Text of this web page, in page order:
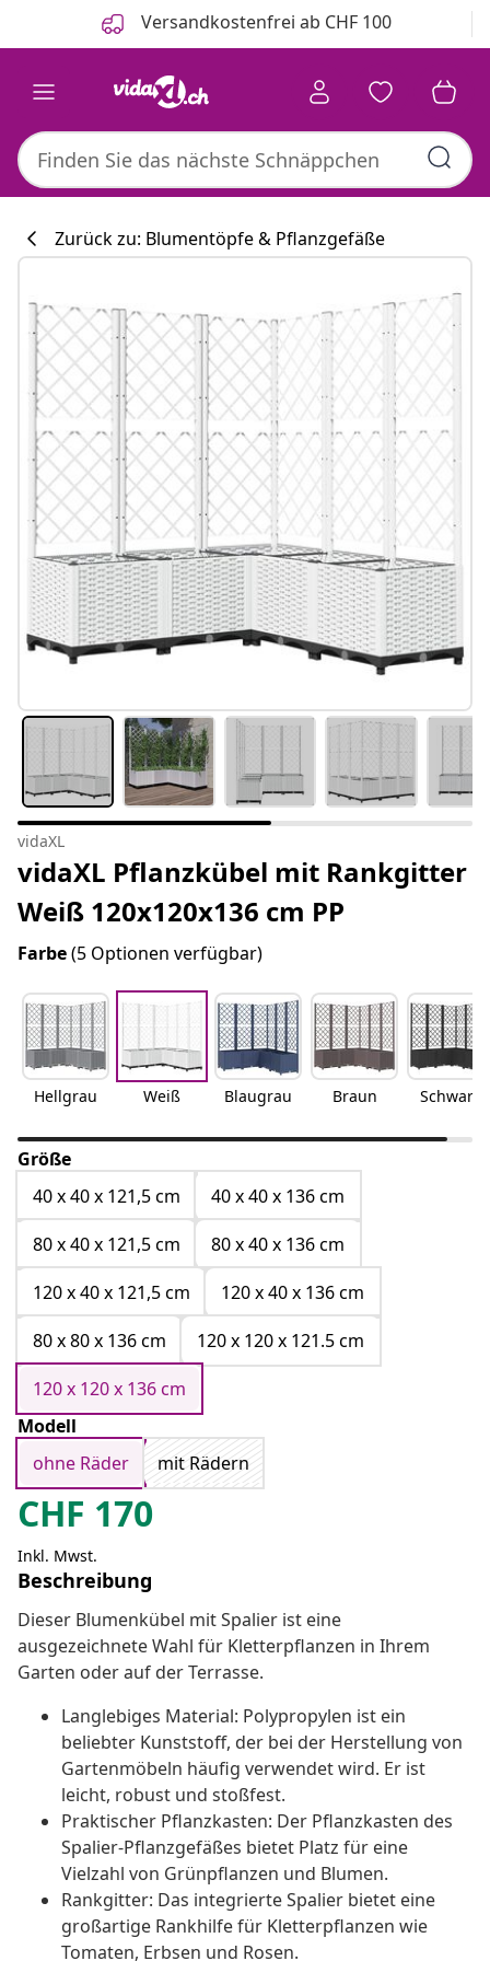
Versandkostenfrei ab CHF 100
Zurück zu: Blumentöpfe & Pflanzgefäße
vidaXL
vidaXL Pflanzkübel mit Rankgitter
Weiß 120x120x136 cm PP
Farbe(5 Optionen verfügbar)
Hellgrau Weiß Blaugrau Braun Schwarz
Größe
40 x 40 x 121,5 cm
40 x 40 x 136 cm
80 x 40 x 121,5 cm
80 x 40 x 136 cm
120 x 40 x 121,5 cm
120 x 40 x 136 cm
80 x 80 x 136 cm
120 x 120 x 121.5 cm
120 x 120 x 136 cm
Modell
ohne Räder
mit Rädern
CHF 170
Inkl. Mwst.
Beschreibung
Dieser Blumenkübel mit Spalier ist eine
ausgezeichnete Wahl für Kletterpflanzen in Ihrem
Garten oder auf der Terrasse.
Langlebiges Material: Polypropylen ist ein
beliebter Kunststoff, der bei der Herstellung von
Gartenmöbeln häufig verwendet wird. Er ist
leicht, robust und stoßfest.
Praktischer Pflanzkasten: Der Pflanzkasten des
Spalier-Pflanzgefäßes bietet Platz für eine
Vielzahl von Grünpflanzen und Blumen.
Rankgitter: Das integrierte Spalier bietet eine
großartige Rankhilfe für Kletterpflanzen wie
Tomaten, Erbsen und Rosen.